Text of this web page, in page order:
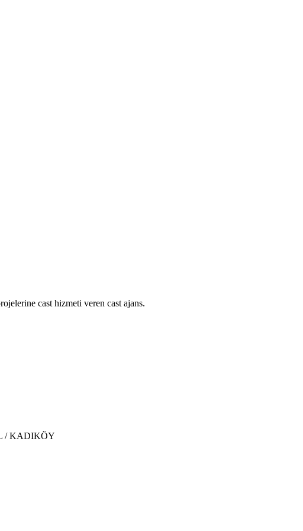
cast hizmeti veren cast ajans.
/ KADIKÖY